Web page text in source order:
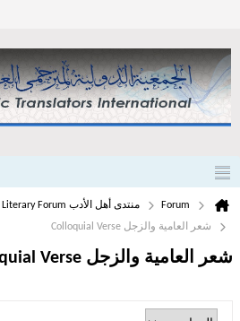
Forum منتدى أهل الأدب Literary Forum
شعر العامية والزجل Colloquial Verse
شعر العامية والزجل Colloquial Verse